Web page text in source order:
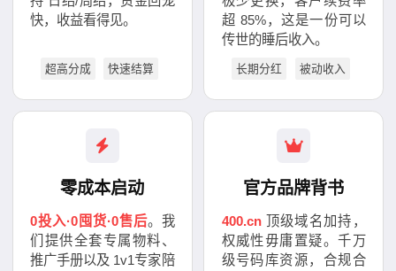
快，收益看得见。
超高分成 快速结算
超 85%，这是一份可以
传世的睡后收入。
长期分红 被动收入
零成本启动
0投入·0囤货·0售后。我
们提供全套专属物料、
推广手册以及 1v1专家陪
官方品牌背书
400.cn顶级域名加持，
权威性毋庸置疑。千万
级号码库资源，合规合